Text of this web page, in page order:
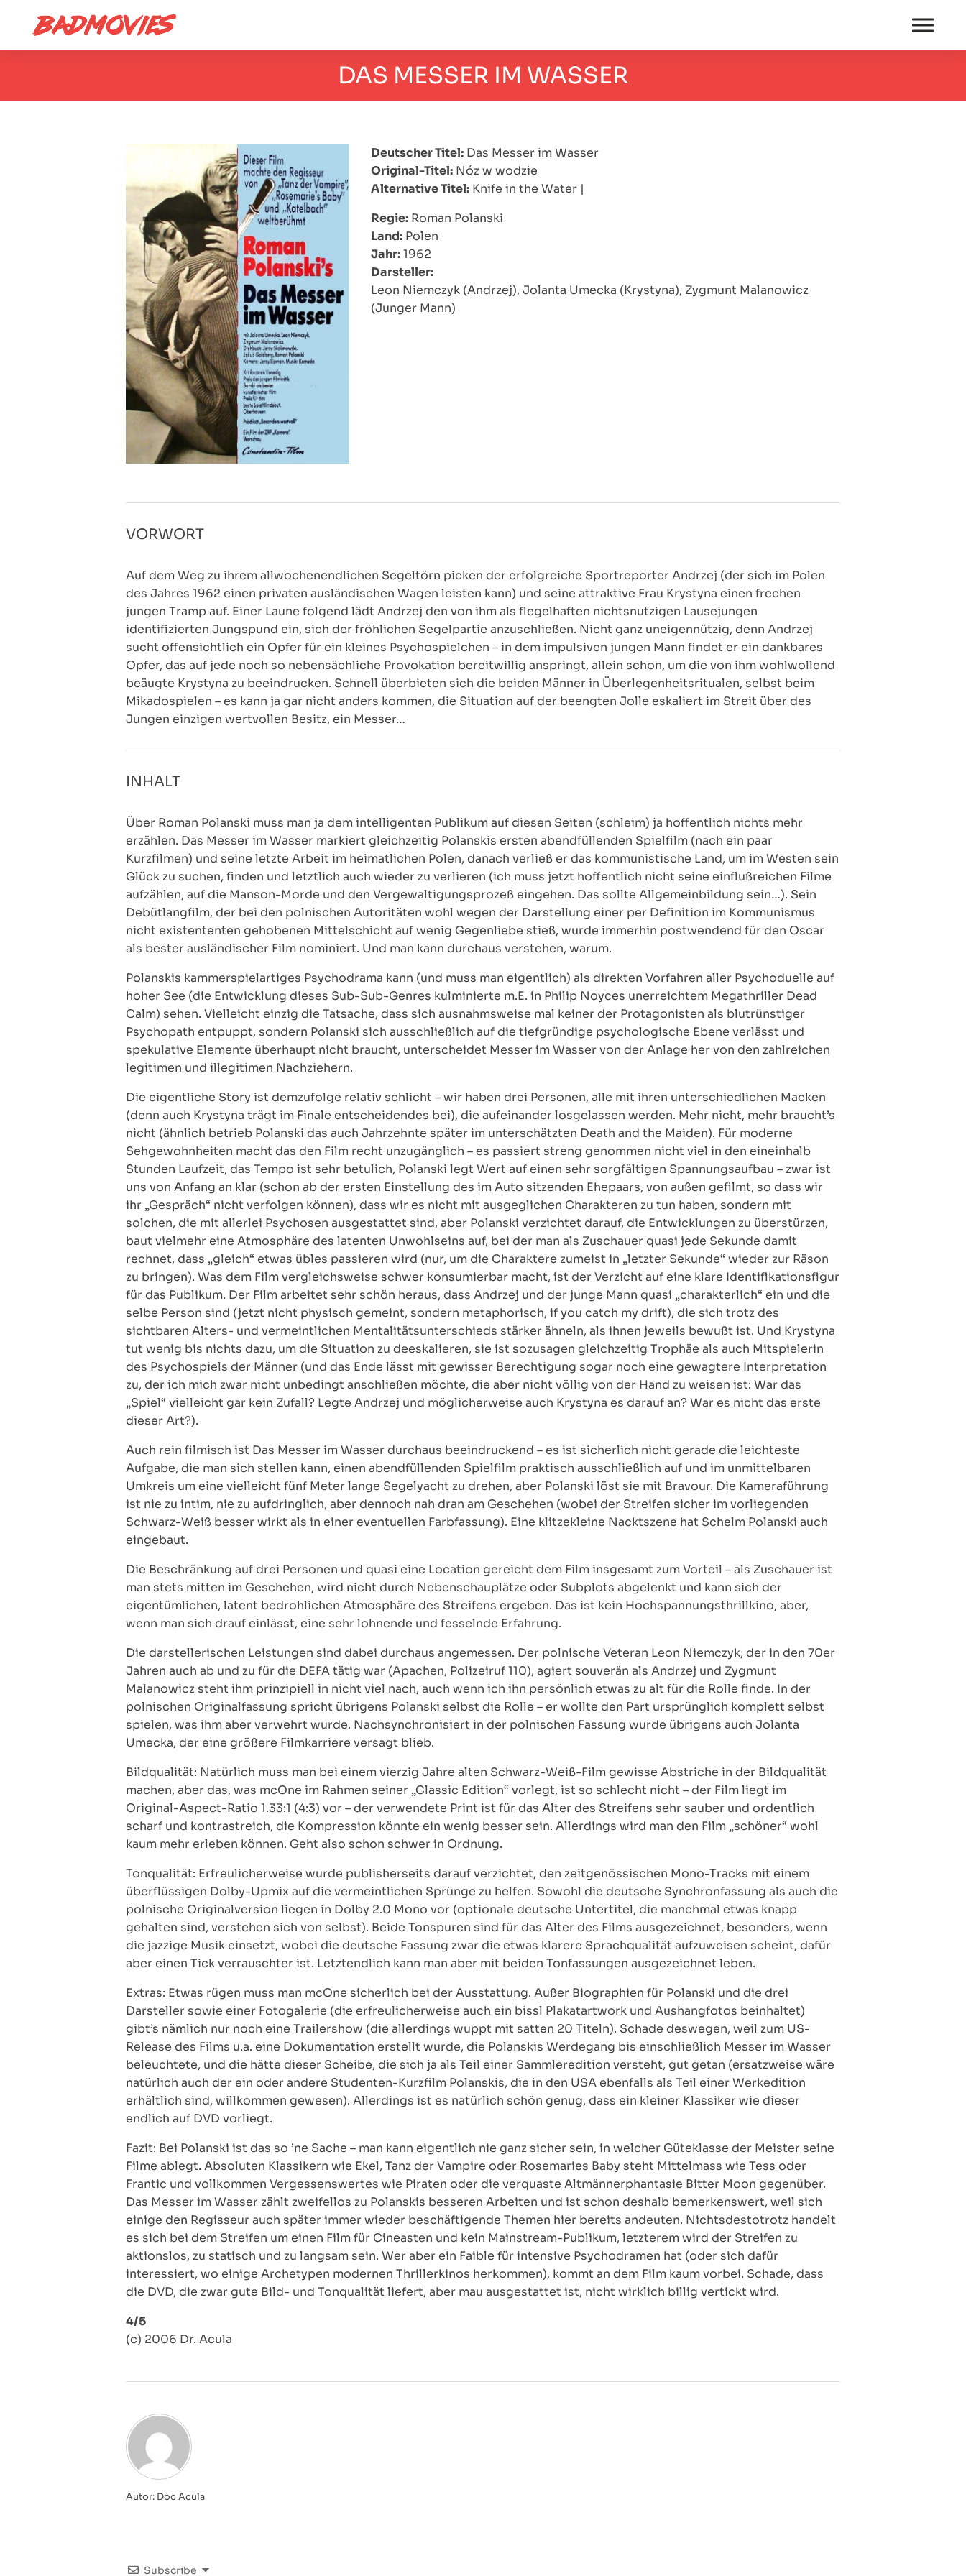
DAS MESSER IM WASSER
Deutscher Titel: Das Messer im Wasser
Original-Titel: Nóz w wodzie
Alternative Titel: Knife in the Water |
Regie: Roman Polanski
Land: Polen
Jahr:1962
Darsteller:
Leon Niemczyk (Andrzej), Jolanta Umecka (Krystyna), Zygmunt Malanowicz
(Junger Mann)
VORWORT
Auf dem Weg zu ihrem allwochenendlichen Segeltörn picken der erfolgreiche Sportreporter Andrzej (der sich im Polen
des Jahres 1962 einen privaten ausländischen Wagen leisten kann) und seine attraktive Frau Krystyna einen frechen
jungen Tramp auf. Einer Laune folgend lädt Andrzej den von ihm als flegelhaften nichtsnutzigen Lausejungen
identifizierten Jungspund ein, sich der fröhlichen Segelpartie anzuschließen. Nicht ganz uneigennützig, denn Andrzej
sucht offensichtlich ein Opfer für ein kleines Psychospielchen – in dem impulsiven jungen Mann findet er ein dankbares
Opfer, das auf jede noch so nebensächliche Provokation bereitwillig anspringt, allein schon, um die von ihm wohlwollend
beäugte Krystyna zu beeindrucken. Schnell überbieten sich die beiden Männer in Überlegenheitsritualen, selbst beim
Mikadospielen – es kann ja gar nicht anders kommen, die Situation auf der beengten Jolle eskaliert im Streit über des
Jungen einzigen wertvollen Besitz, ein Messer…
INHALT
Über Roman Polanski muss man ja dem intelligenten Publikum auf diesen Seiten (schleim) ja hoffentlich nichts mehr
erzählen. Das Messer im Wasser markiert gleichzeitig Polanskis ersten abendfüllenden Spielfilm (nach ein paar
Kurzfilmen) und seine letzte Arbeit im heimatlichen Polen, danach verließ er das kommunistische Land, um im Westen sein
Glück zu suchen, finden und letztlich auch wieder zu verlieren (ich muss jetzt hoffentlich nicht seine einflußreichen Filme
aufzählen, auf die Manson-Morde und den Vergewaltigungsprozeß eingehen. Das sollte Allgemeinbildung sein…). Sein
Debütlangfilm, der bei den polnischen Autoritäten wohl wegen der Darstellung einer per Definition im Kommunismus
nicht existententen gehobenen Mittelschicht auf wenig Gegenliebe stieß, wurde immerhin postwendend für den Oscar
als bester ausländischer Film nominiert. Und man kann durchaus verstehen, warum.
Polanskis kammerspielartiges Psychodrama kann (und muss man eigentlich) als direkten Vorfahren aller Psychoduelle auf
hoher See (die Entwicklung dieses Sub-Sub-Genres kulminierte m.E. in Philip Noyces unerreichtem Megathriller Dead
Calm) sehen. Vielleicht einzig die Tatsache, dass sich ausnahmsweise mal keiner der Protagonisten als blutrünstiger
Psychopath entpuppt, sondern Polanski sich ausschließlich auf die tiefgründige psychologische Ebene verlässt und
spekulative Elemente überhaupt nicht braucht, unterscheidet Messer im Wasser von der Anlage her von den zahlreichen
legitimen und illegitimen Nachziehern.
Die eigentliche Story ist demzufolge relativ schlicht – wir haben drei Personen, alle mit ihren unterschiedlichen Macken
(denn auch Krystyna trägt im Finale entscheidendes bei), die aufeinander losgelassen werden. Mehr nicht, mehr braucht’s
nicht (ähnlich betrieb Polanski das auch Jahrzehnte später im unterschätzten Death and the Maiden). Für moderne
Sehgewohnheiten macht das den Film recht unzugänglich – es passiert streng genommen nicht viel in den eineinhalb
Stunden Laufzeit, das Tempo ist sehr betulich, Polanski legt Wert auf einen sehr sorgfältigen Spannungsaufbau – zwar ist
uns von Anfang an klar (schon ab der ersten Einstellung des im Auto sitzenden Ehepaars, von außen gefilmt, so dass wir
ihr „Gespräch“ nicht verfolgen können), dass wir es nicht mit ausgeglichen Charakteren zu tun haben, sondern mit
solchen, die mit allerlei Psychosen ausgestattet sind, aber Polanski verzichtet darauf, die Entwicklungen zu überstürzen,
baut vielmehr eine Atmosphäre des latenten Unwohlseins auf, bei der man als Zuschauer quasi jede Sekunde damit
rechnet, dass „gleich“ etwas übles passieren wird (nur, um die Charaktere zumeist in „letzter Sekunde“ wieder zur Räson
zu bringen). Was dem Film vergleichsweise schwer konsumierbar macht, ist der Verzicht auf eine klare Identifikationsfigur
für das Publikum. Der Film arbeitet sehr schön heraus, dass Andrzej und der junge Mann quasi „charakterlich“ ein und die
selbe Person sind (jetzt nicht physisch gemeint, sondern metaphorisch, if you catch my drift), die sich trotz des
sichtbaren Alters- und vermeintlichen Mentalitätsunterschieds stärker ähneln, als ihnen jeweils bewußt ist. Und Krystyna
tut wenig bis nichts dazu, um die Situation zu deeskalieren, sie ist sozusagen gleichzeitig Trophäe als auch Mitspielerin
des Psychospiels der Männer (und das Ende lässt mit gewisser Berechtigung sogar noch eine gewagtere Interpretation
zu, der ich mich zwar nicht unbedingt anschließen möchte, die aber nicht völlig von der Hand zu weisen ist: War das
„Spiel“ vielleicht gar kein Zufall? Legte Andrzej und möglicherweise auch Krystyna es darauf an? War es nicht das erste
dieser Art?).
Auch rein filmisch ist Das Messer im Wasser durchaus beeindruckend – es ist sicherlich nicht gerade die leichteste
Aufgabe, die man sich stellen kann, einen abendfüllenden Spielfilm praktisch ausschließlich auf und im unmittelbaren
Umkreis um eine vielleicht fünf Meter lange Segelyacht zu drehen, aber Polanski löst sie mit Bravour. Die Kameraführung
ist nie zu intim, nie zu aufdringlich, aber dennoch nah dran am Geschehen (wobei der Streifen sicher im vorliegenden
Schwarz-Weiß besser wirkt als in einer eventuellen Farbfassung). Eine klitzekleine Nacktszene hat Schelm Polanski auch
eingebaut.
Die Beschränkung auf drei Personen und quasi eine Location gereicht dem Film insgesamt zum Vorteil – als Zuschauer ist
man stets mitten im Geschehen, wird nicht durch Nebenschauplätze oder Subplots abgelenkt und kann sich der
eigentümlichen, latent bedrohlichen Atmosphäre des Streifens ergeben. Das ist kein Hochspannungsthrillkino, aber,
wenn man sich drauf einlässt, eine sehr lohnende und fesselnde Erfahrung.
Die darstellerischen Leistungen sind dabei durchaus angemessen. Der polnische Veteran Leon Niemczyk, der in den 70er
Jahren auch ab und zu für die DEFA tätig war (Apachen, Polizeiruf 110), agiert souverän als Andrzej und Zygmunt
Malanowicz steht ihm prinzipiell in nicht viel nach, auch wenn ich ihn persönlich etwas zu alt für die Rolle finde. In der
polnischen Originalfassung spricht übrigens Polanski selbst die Rolle – er wollte den Part ursprünglich komplett selbst
spielen, was ihm aber verwehrt wurde. Nachsynchronisiert in der polnischen Fassung wurde übrigens auch Jolanta
Umecka, der eine größere Filmkarriere versagt blieb.
Bildqualität: Natürlich muss man bei einem vierzig Jahre alten Schwarz-Weiß-Film gewisse Abstriche in der Bildqualität
machen, aber das, was mcOne im Rahmen seiner „Classic Edition“ vorlegt, ist so schlecht nicht – der Film liegt im
Original-Aspect-Ratio 1.33:1 (4:3) vor – der verwendete Print ist für das Alter des Streifens sehr sauber und ordentlich
scharf und kontrastreich, die Kompression könnte ein wenig besser sein. Allerdings wird man den Film „schöner“ wohl
kaum mehr erleben können. Geht also schon schwer in Ordnung.
Tonqualität: Erfreulicherweise wurde publisherseits darauf verzichtet, den zeitgenössischen Mono-Tracks mit einem
überflüssigen Dolby-Upmix auf die vermeintlichen Sprünge zu helfen. Sowohl die deutsche Synchronfassung als auch die
polnische Originalversion liegen in Dolby 2.0 Mono vor (optionale deutsche Untertitel, die manchmal etwas knapp
gehalten sind, verstehen sich von selbst). Beide Tonspuren sind für das Alter des Films ausgezeichnet, besonders, wenn
die jazzige Musik einsetzt, wobei die deutsche Fassung zwar die etwas klarere Sprachqualität aufzuweisen scheint, dafür
aber einen Tick verrauschter ist. Letztendlich kann man aber mit beiden Tonfassungen ausgezeichnet leben.
Extras: Etwas rügen muss man mcOne sicherlich bei der Ausstattung. Außer Biographien für Polanski und die drei
Darsteller sowie einer Fotogalerie (die erfreulicherweise auch ein bissl Plakatartwork und Aushangfotos beinhaltet)
gibt’s nämlich nur noch eine Trailershow (die allerdings wuppt mit satten 20 Titeln). Schade deswegen, weil zum US-
Release des Films u.a. eine Dokumentation erstellt wurde, die Polanskis Werdegang bis einschließlich Messer im Wasser
beleuchtete, und die hätte dieser Scheibe, die sich ja als Teil einer Sammleredition versteht, gut getan (ersatzweise wäre
natürlich auch der ein oder andere Studenten-Kurzfilm Polanskis, die in den USA ebenfalls als Teil einer Werkedition
erhältlich sind, willkommen gewesen). Allerdings ist es natürlich schön genug, dass ein kleiner Klassiker wie dieser
endlich auf DVD vorliegt.
Fazit: Bei Polanski ist das so ’ne Sache – man kann eigentlich nie ganz sicher sein, in welcher Güteklasse der Meister seine
Filme ablegt. Absoluten Klassikern wie Ekel, Tanz der Vampire oder Rosemaries Baby steht Mittelmass wie Tess oder
Frantic und vollkommen Vergessenswertes wie Piraten oder die verquaste Altmännerphantasie Bitter Moon gegenüber.
Das Messer im Wasser zählt zweifellos zu Polanskis besseren Arbeiten und ist schon deshalb bemerkenswert, weil sich
einige den Regisseur auch später immer wieder beschäftigende Themen hier bereits andeuten. Nichtsdestotrotz handelt
es sich bei dem Streifen um einen Film für Cineasten und kein Mainstream-Publikum, letzterem wird der Streifen zu
aktionslos, zu statisch und zu langsam sein. Wer aber ein Faible für intensive Psychodramen hat (oder sich dafür
interessiert, wo einige Archetypen modernen Thrillerkinos herkommen), kommt an dem Film kaum vorbei. Schade, dass
die DVD, die zwar gute Bild- und Tonqualität liefert, aber mau ausgestattet ist, nicht wirklich billig vertickt wird.
4/5
(c) 2006 Dr. Acula
Autor: Doc Acula
Subscribe